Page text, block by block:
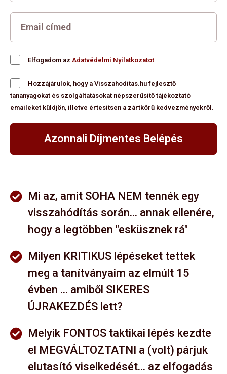
Elfogadom az Adatvédelmi Nyilatkozatot
Hozzájárulok, hogy a Visszahoditas.hu fejlesztő
tananyagokat és szolgáltatásokat népszerűsítő tájékoztató
emaileket küldjön, illetve értesítsen a zártkörű kedvezményekről.
Azonnali Díjmentes Belépés
Mi az, amit SOHA NEM tennék egy
visszahódítás során... annak ellenére,
hogy a legtöbben "esküsznek rá"
Milyen KRITIKUS lépéseket tettek
meg a tanítványaim az elmúlt 15
évben ... amiből SIKERES
ÚJRAKEZDÉS lett?
Melyik FONTOS taktikai lépés kezdte
el MEGVÁLTOZTATNI a (volt) párjuk
elutasító viselkedését... az elfogadás